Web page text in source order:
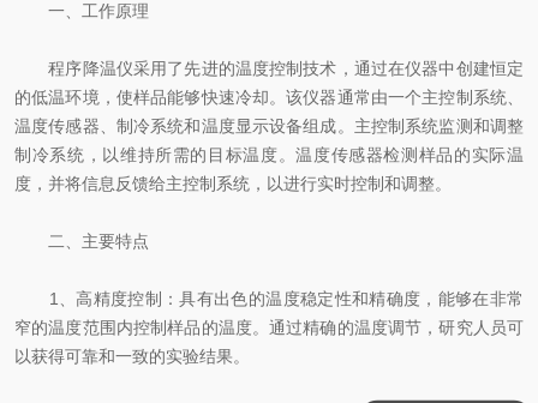
一、工作原理
程序降温仪采用了先进的温度控制技术，通过在仪器中创建恒定
的低温环境，使样品能够快速冷却。该仪器通常由一个主控制系统、
温度传感器、制冷系统和温度显示设备组成。主控制系统监测和调整
制冷系统，以维持所需的目标温度。温度传感器检测样品的实际温
度，并将信息反馈给主控制系统，以进行实时控制和调整。
二、主要特点
1、高精度控制：具有出色的温度稳定性和精确度，能够在非常
窄的温度范围内控制样品的温度。通过精确的温度调节，研究人员可
以获得可靠和一致的实验结果。